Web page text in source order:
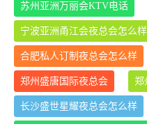
苏州亚洲万丽会KTV电话
宁波亚洲甬江会夜总会怎么样
合肥私人订制夜总会怎么样
郑州盛唐国际夜总会 郑
长沙盛世星耀夜总会怎么样